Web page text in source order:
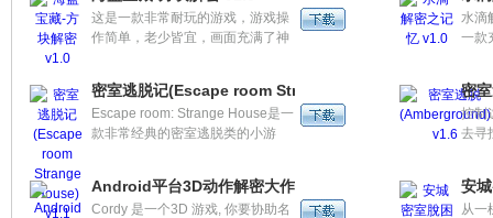
关卡都有不同的难题要解决，你可
以尝试任何可能解锁的方式，比如
动，甚至还要打开马桶等等。每一
关都是一个未知的迷，等你去把他
们破解！高智商的益智解密游戏,让
你在解谜中增添不少乐趣。
拟按
的地
景，
个关
这是一款非常耐玩的游戏，游戏操
作简单，老少皆宜，画面充满了神
线，即可消除方块。在规定的时间
内消除一定量的方块后，可以进入
下一关卡。游戏共分为两种模式，
水滴
一款
归于
我，
画面
密室逃脱记(Escape room Strange House) v1.1
Escape room: Strange House是一
款非常经典的密室逃脱类的小游
度却相当的高。
密
控制
去寻
Android平台3D动作解密大作(Cordy) v1.32
Cordy 是一个3D 游戏, 你要协助名
安
从一